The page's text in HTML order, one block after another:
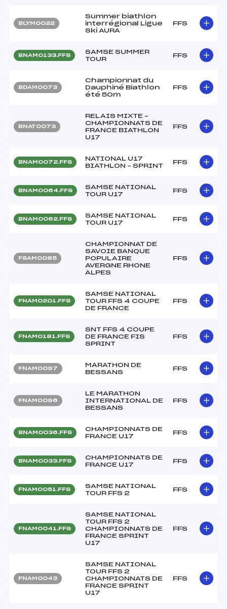
BLYM0022
Summer biathlon
interrégional Ligue
Ski AURA
FFS
BNAM0133.FFS
SAMSE SUMMER
TOUR
FFS
BDAM0073
Championnat du
Dauphiné Biathlon
été 50m
FFS
BNAT0073
RELAIS MIXTE –
CHAMPIONNATS DE
FRANCE BIATHLON
U17
FFS
BNAM0072.FFS
NATIONAL U17
BIATHLON – SPRINT
FFS
BNAM0064.FFS
SAMSE NATIONAL
TOUR U17
FFS
BNAM0062.FFS
SAMSE NATIONAL
TOUR U17
FFS
FSAM0085
CHAMPIONNAT DE
SAVOIE BANQUE
POPULAIRE
AVERGNE RHONE
ALPES
FFS
FNAM0201.FFS
SAMSE NATIONAL
TOUR FFS 4 COUPE
DE FRANCE
FFS
FNAM0181.FFS
SNT FFS 4 COUPE
DE FRANCE FIS
SPRINT
FFS
FNAM0097
MARATHON DE
BESSANS
FFS
FNAM0096
LE MARATHON
INTERNATIONAL DE
BESSANS
FFS
BNAM0036.FFS
CHAMPIONNATS DE
FRANCE U17
FFS
BNAM0033.FFS
CHAMPIONNATS DE
FRANCE U17
FFS
FNAM0051.FFS
SAMSE NATIONAL
TOUR FFS 2
FFS
FNAM0041.FFS
SAMSE NATIONAL
TOUR FFS 2
CHAMPIONNATS DE
FRANCE SPRINT
U17
FFS
FNAM0043
SAMSE NATIONAL
TOUR FFS 2
CHAMPIONNATS DE
FRANCE SPRINT
U17
FFS